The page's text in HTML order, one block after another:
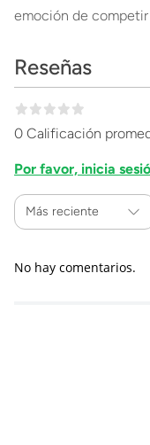
emoción de
Reseñas
0 Calificación
Por favor, inicia
Más reciente
No hay comentarios.